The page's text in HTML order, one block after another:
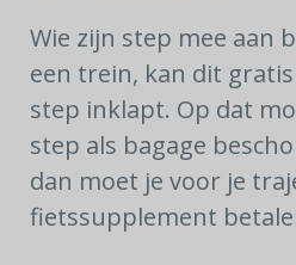
Wie zijn step mee aan
een trein, kan dit
step inklapt. Op dat
step als bagage
dan moet je voor je
fietssupplement